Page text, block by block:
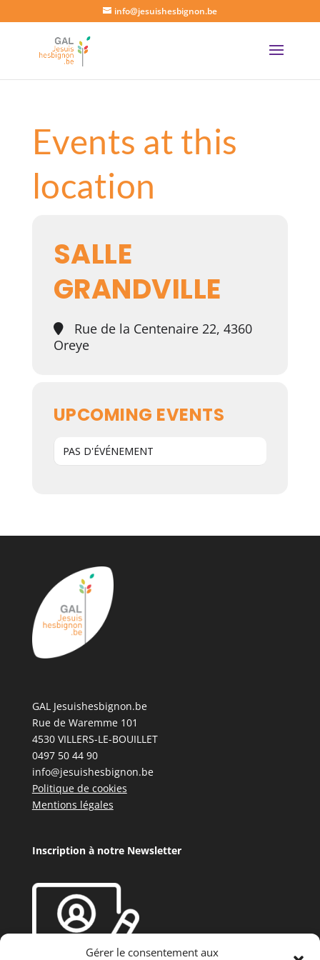
Gérer le consentement aux
info@jesuishesbignon.be
Events at this
location
SALLE
GRANDVILLE
Rue de la Centenaire 22, 4360
Oreye
UPCOMING EVENTS
PAS D'ÉVÉNEMENT
GAL Jesuishesbignon.be
Rue de Waremme 101
4530 VILLERS-LE-BOUILLET
0497 50 44 90
info@jesuishesbignon.be
Politique de cookies
Mentions légales
Inscription à notre Newsletter